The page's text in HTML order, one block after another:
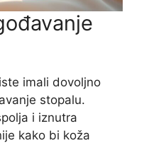
imali dovoljno
stopalu.
i iznutra
kako bi koža